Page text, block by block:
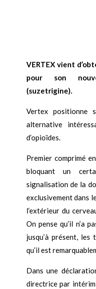
VERTEX vient
pour son
(suzetrigine).
Vertex positionne
alternative
d’opioïdes.
Premier comprimé
bloquant un
signalisation de la
exclusivement dans
l’extérieur du
On pense qu’il n’a
jusqu’à présent, les
qu’il est
Dans une
directrice par intérim